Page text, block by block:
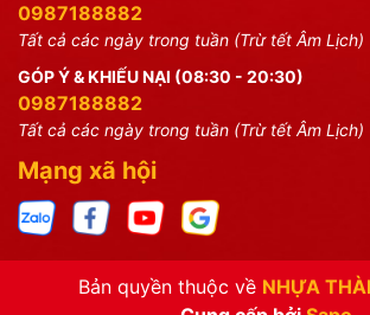
0987188882
Tất cả các ngày trong tuần (Trừ tết Âm Lịch)
GÓP Ý & KHIẾU NẠI (08:30 - 20:30)
0987188882
Tất cả các ngày trong tuần (Trừ tết Âm Lịch)
Mạng xã hội
Bản quyền thuộc về NHỰA